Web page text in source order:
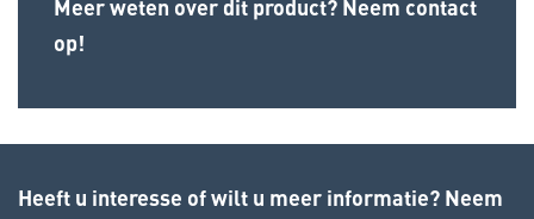
Meer weten over dit product? Neem contact
op!
Heeft u interesse of wilt u meer informatie? Neem